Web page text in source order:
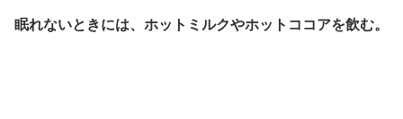
眠れないときには、ホットミルクやホットココアを飲む。